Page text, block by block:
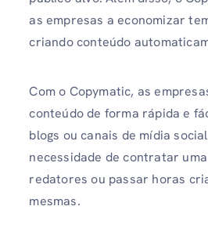
as empresas a economizar
criando conteúdo
Com o Copymatic, as
conteúdo de forma rápida e
blogs ou canais de mídia
necessidade de contratar
redatores ou passar horas
mesmas.